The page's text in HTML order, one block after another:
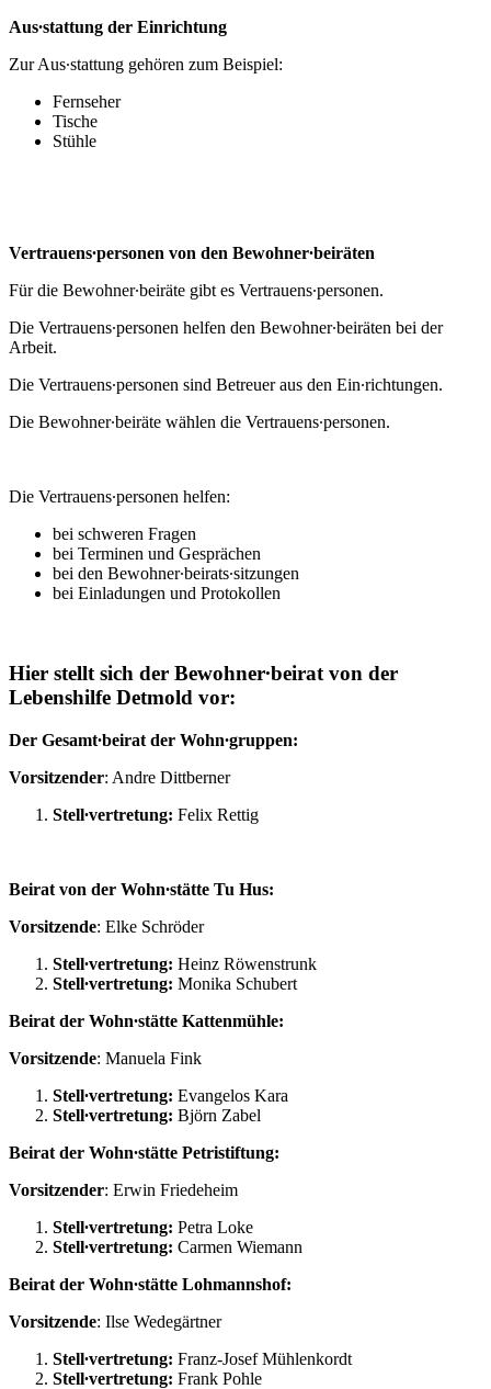
Aus∙stattung der Einrichtung
Zur Aus∙stattung gehören zum Beispiel:
Fernseher
Tische
Stühle
Vertrauens∙personen von den Bewohner∙beiräten
Für die Bewohner∙beiräte gibt es Vertrauens∙personen.
Die Vertrauens∙personen helfen den Bewohner∙beiräten bei der
Arbeit.
Die Vertrauens∙personen sind Betreuer aus den Ein∙richtungen.
Die Bewohner∙beiräte wählen die Vertrauens∙personen.
Die Vertrauens∙personen helfen:
bei schweren Fragen
bei Terminen und Gesprächen
bei den Bewohner∙beirats∙sitzungen
bei Einladungen und Protokollen
Hier stellt sich der Bewohner∙beirat von der
Lebenshilfe Detmold vor:
Der Gesamt∙beirat der Wohn∙gruppen:
Vorsitzender: Andre Dittberner
Stell∙vertretung: Felix Rettig
Beirat von der Wohn∙stätte Tu Hus:
Vorsitzende: Elke Schröder
Stell∙vertretung: Heinz Röwenstrunk
Stell∙vertretung: Monika Schubert
Beirat der Wohn∙stätte Kattenmühle:
Vorsitzende: Manuela Fink
Stell∙vertretung: Evangelos Kara
Stell∙vertretung: Björn Zabel
Beirat der Wohn∙stätte Petristiftung:
Vorsitzender: Erwin Friedeheim
Stell∙vertretung: Petra Loke
Stell∙vertretung: Carmen Wiemann
Beirat der Wohn∙stätte Lohmannshof:
Vorsitzende: Ilse Wedegärtner
Stell∙vertretung: Franz-Josef Mühlenkordt
Stell∙vertretung: Frank Pohle